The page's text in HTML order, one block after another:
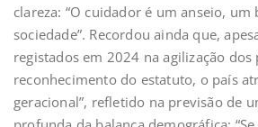
clareza: “O cuidador é um anseio,
sociedade”. Recordou ainda que,
registados em 2024 na agilização dos
reconhecimento do estatuto, o país
geracional”, refletido na previsão de